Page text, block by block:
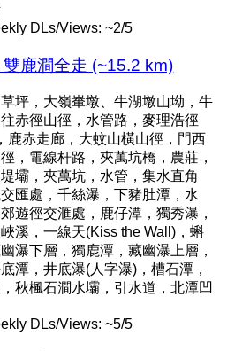
DLs/Views: ~2/5
雙鹿澗全走 (~15.2 km)
坪，大嶺輋墩、牛湖墩山坳，牛
赤徑山徑，水管路，麥理浩徑
鹿赤走廊，大蚊山橫山徑，門西
，電線杆路，夾萬坑橋，農莊，
壩，夾萬坑，水管，集水直角
匯處，千絲瀑，下豬肚潭，水
遊徑交滙處，鹿仔潭，獨秀瀑，
溪，一線天(Kiss the Wall)，蝌
瀑下層，獨鹿潭，藏幽瀑上層，
潭，井底瀑(人字瀑)，槽石潭，
秋楓石澗水壩，引水道，北潭凹
DLs/Views: ~5/5